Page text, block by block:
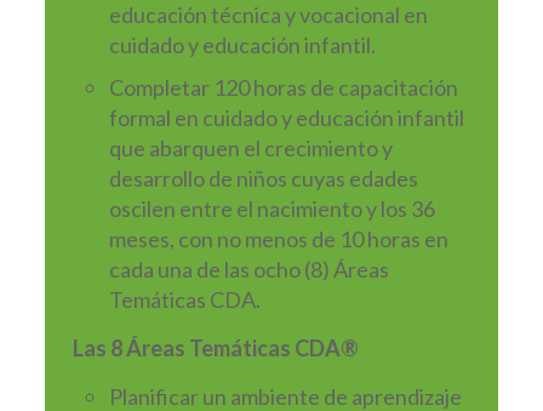
educación técnica y vocacional en
cuidado y educación infantil.
Completar 120 horas de capacitación
formal en cuidado y educación infantil
que abarquen el crecimiento y
desarrollo de niños cuyas edades
oscilen entre el nacimiento y los 36
meses, con no menos de 10 horas en
cada una de las ocho (8) Áreas
Temáticas CDA.
Las 8 Áreas Temáticas CDA®
Planificar un ambiente de aprendizaje